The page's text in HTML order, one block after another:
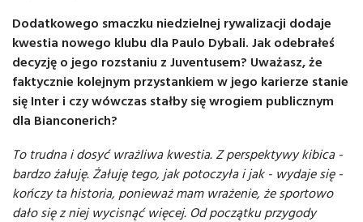
Dodatkowego smaczku niedzielnej rywalizacji dodaje
kwestia nowego klubu dla Paulo Dybali. Jak odebrałeś
decyzję o jego rozstaniu z Juventusem? Uważasz, że
faktycznie kolejnym przystankiem w jego karierze stanie
się Inter i czy wówczas stałby się wrogiem publicznym
dla Bianconerich?
To trudna i dosyć wrażliwa kwestia. Z perspektywy kibica -
bardzo żałuję. Żałuję tego, jak potoczyła i jak - wydaje się -
kończy ta historia, ponieważ mam wrażenie, że sportowo
dało się z niej wycisnąć więcej. Od początku przygody